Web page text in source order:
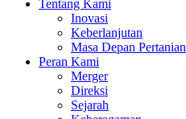
Tentang Kami
Inovasi
Keberlanjutan
Masa Depan Pertanian
Peran Kami
Merger
Direksi
Sejarah